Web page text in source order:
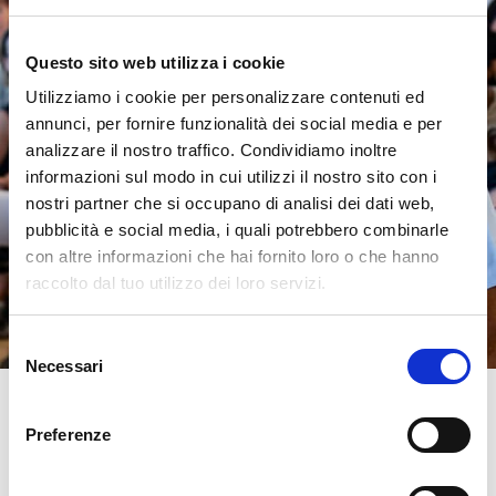
Questo sito web utilizza i cookie
Utilizziamo i cookie per personalizzare contenuti ed
annunci, per fornire funzionalità dei social media e per
analizzare il nostro traffico. Condividiamo inoltre
informazioni sul modo in cui utilizzi il nostro sito con i
nostri partner che si occupano di analisi dei dati web,
pubblicità e social media, i quali potrebbero combinarle
con altre informazioni che hai fornito loro o che hanno
raccolto dal tuo utilizzo dei loro servizi.
Selezione
delNecessari
Preferenze